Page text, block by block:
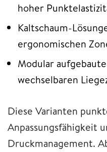
hoher
Kaltschaum-
ergonomischen
Modular
wechselbaren
Diese Varianten
Anpassungsfähigkeit
Druckmanagement.